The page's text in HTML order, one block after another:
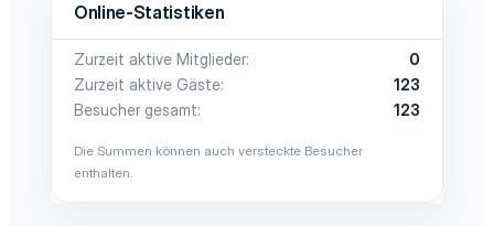
Online-Statistiken
Zurzeit aktive Mitglieder
0
Zurzeit aktive Gäste
123
Besucher gesamt
123
Die Summen können auch versteckte Besucher
enthalten.